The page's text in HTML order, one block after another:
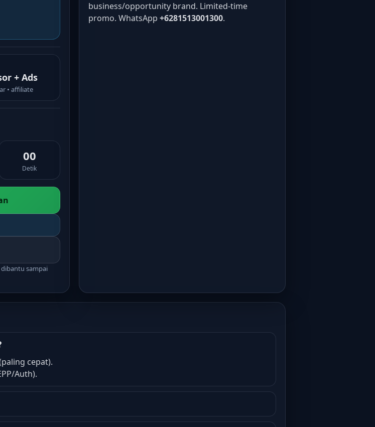
+ Ads
• affiliate
00
Detik
sampai
business/opportunity brand. Limited-time
promo. WhatsApp +6281513001300.
cepat).
Auth).